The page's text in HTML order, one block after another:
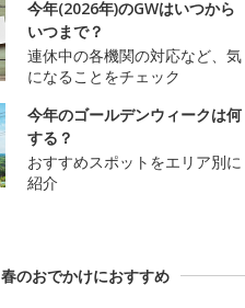
今年(2026年)のGWはいつから
いつまで？
連休中の各機関の対応など、気
になることをチェック
今年のゴールデンウィークは何
する？
おすすめスポットをエリア別に
紹介
春のおでかけにおすすめ